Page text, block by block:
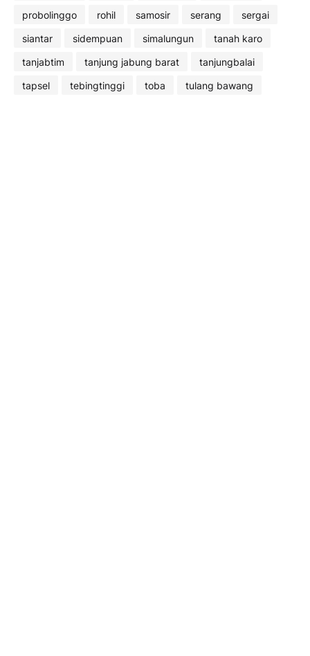
probolinggo
rohil samosir serang
sergai
siantar
sidempuan simalungun
tanah karo
tanjabtim
tanjung jabung barat
tanjungbalai
tapsel
tebingtinggi toba tulang bawang